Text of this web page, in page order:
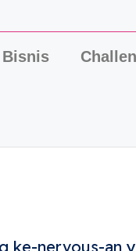
Bisnis
ke-nervous-an